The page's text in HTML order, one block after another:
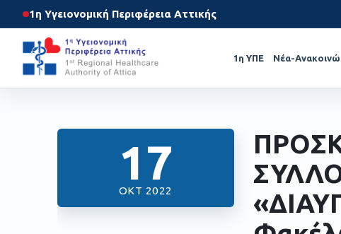
1η Υγειονομική Περιφέρεια Αττικής
1η ΥΠΕ Νέα-
17
ΟΚΤ 2022